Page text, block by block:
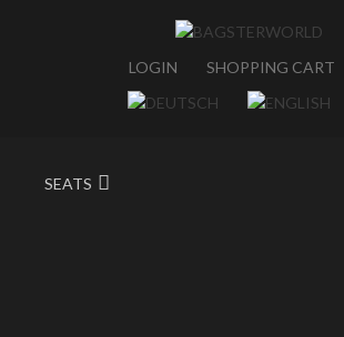
LOGIN SHOPPING CART
SEATS